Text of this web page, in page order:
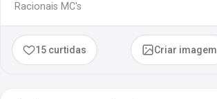
Racionais MC's
15 curtidas Criar imagem